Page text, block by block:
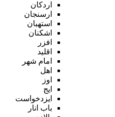
اردکان
ارسنجان
استهبان
اشکنان
افزر
اقلید
امام شهر
اهل
اوز
ایج
ایزدخواست
باب انار